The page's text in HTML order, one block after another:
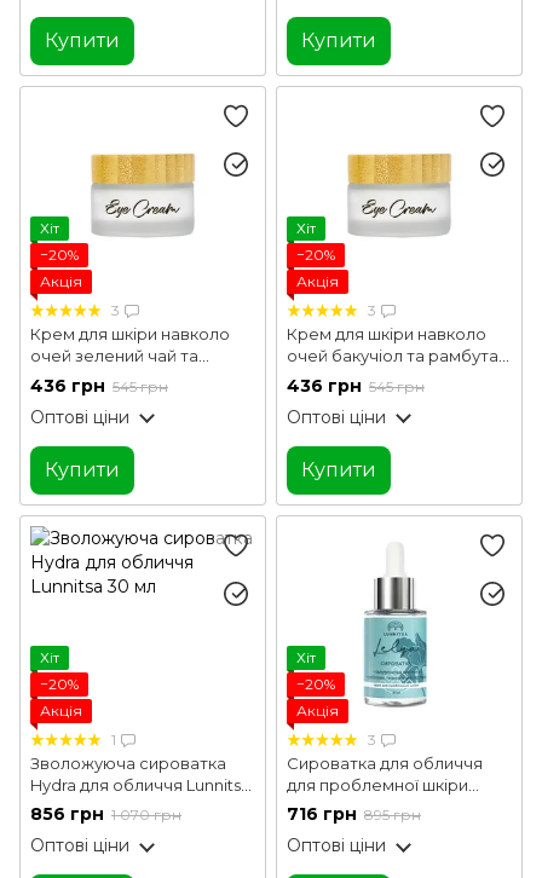
Купити Купити
Хіт
−20%
Акція
3
Крем для шкіри навколо
очей зелений чай та
гіалуронова кислота
Lunnitsa 15 мл
436 грн 545 грн
Оптові ціни
Купити
Хіт
−20%
Акція
3
Крем для шкіри навколо
очей бакучіол та рамбутан
Lunnitsa 15 мл
436 грн 545 грн
Оптові ціни
Купити
Хіт
−20%
Акція
1
Зволожуюча сироватка
Hydra для обличчя Lunnitsa
30 мл
856 грн 1 070 грн
Оптові ціни
Хіт
−20%
Акція
3
Сироватка для обличчя
для проблемної шкіри
Lunnitsa 30 мл
716 грн 895 грн
Оптові ціни